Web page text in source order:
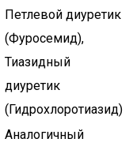
Петлевой диуретик
(Фуросемид),
Тиазидный
диуретик
(Гидрохлоротиазид)
Аналогичный